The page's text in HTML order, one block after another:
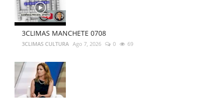
3CLIMAS MANCHETE 0708
3CLIMAS CULTURA Ago 7, 2026 0 69